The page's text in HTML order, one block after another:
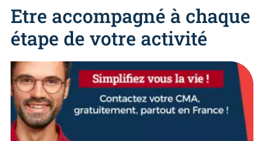
Etre accompagné à chaque
étape de votre activité